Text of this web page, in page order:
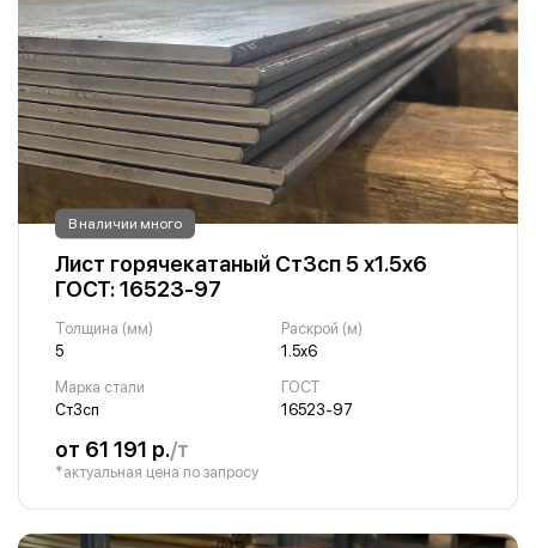
В наличии много
Лист горячекатаный Ст3сп 5 х1.5х6
ГОСТ: 16523-97
Толщина (мм)
5
Раскрой (м)
1.5х6
Марка стали
Ст3сп
ГОСТ
16523-97
от 61 191 р./т
*актуальная цена по запросу